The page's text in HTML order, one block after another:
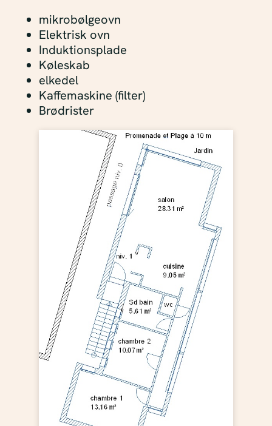
mikrobølgeovn
Elektrisk ovn
Induktionsplade
Køleskab
elkedel
Kaffemaskine (filter)
Brødrister